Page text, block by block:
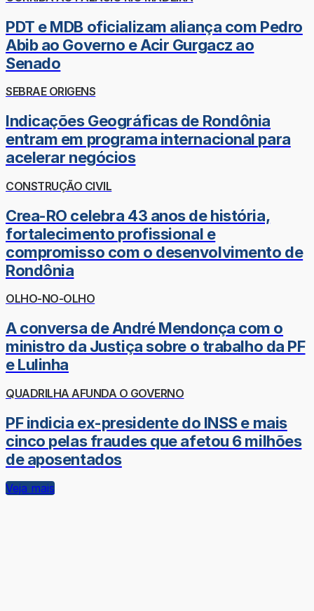
PDT e MDB oficializam aliança com Pedro
Abib ao Governo e Acir Gurgacz ao
Senado
SEBRAE ORIGENS
Indicações Geográficas de Rondônia
entram em programa internacional para
acelerar negócios
CONSTRUÇÃO CIVIL
Crea-RO celebra 43 anos de história,
fortalecimento profissional e
compromisso com o desenvolvimento de
Rondônia
OLHO-NO-OLHO
A conversa de André Mendonça com o
ministro da Justiça sobre o trabalho da PF
e Lulinha
QUADRILHA AFUNDA O GOVERNO
PF indicia ex-presidente do INSS e mais
cinco pelas fraudes que afetou 6 milhões
de aposentados
Veja mais